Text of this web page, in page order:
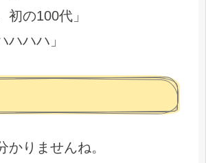
初の100代」
ハハ」
かりませんね。